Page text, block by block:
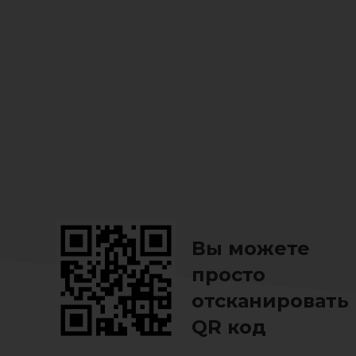
Вы можете
просто
отсканировать
QR код